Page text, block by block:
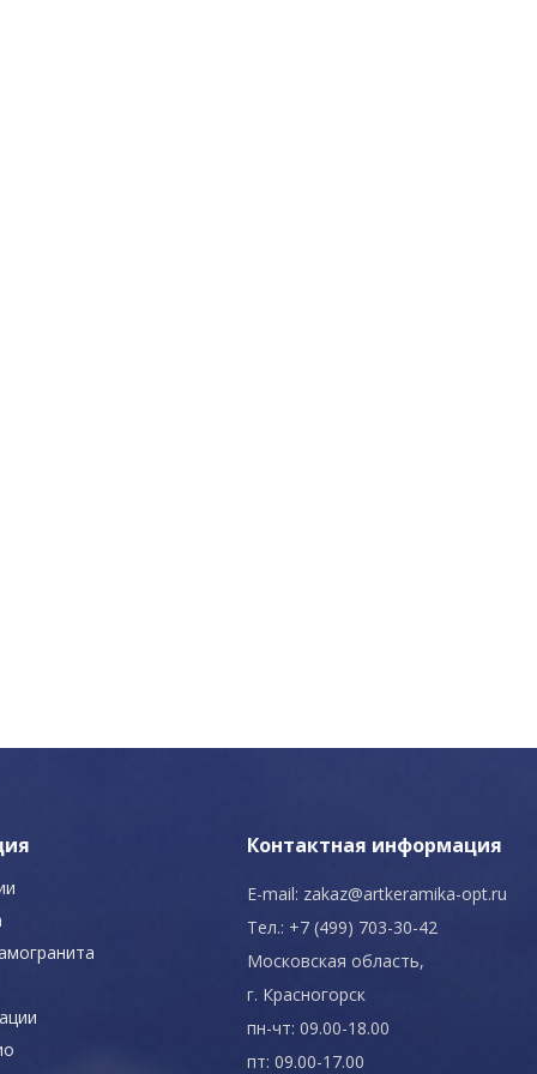
Контактная информация
E-mail: zakaz@artkeramika-opt.ru
Тел.: +7 (499) 703-30-42
Московская область,
г. Красногорск
пн-чт: 09.00-18.00
пт: 09.00-17.00